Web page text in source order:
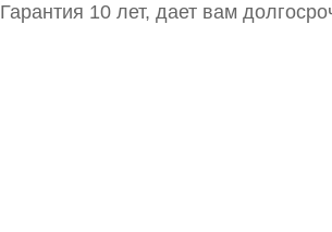
Гарантия 10 лет, дает вам